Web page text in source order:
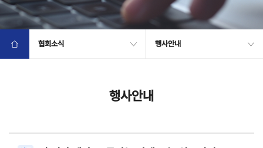
협회소식 행사안내
행사안내